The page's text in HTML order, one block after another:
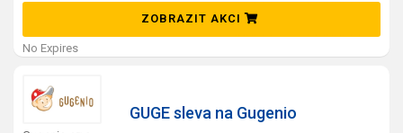
ZOBRAZIT AKCI
No Expires
GUGE sleva na Gugenio